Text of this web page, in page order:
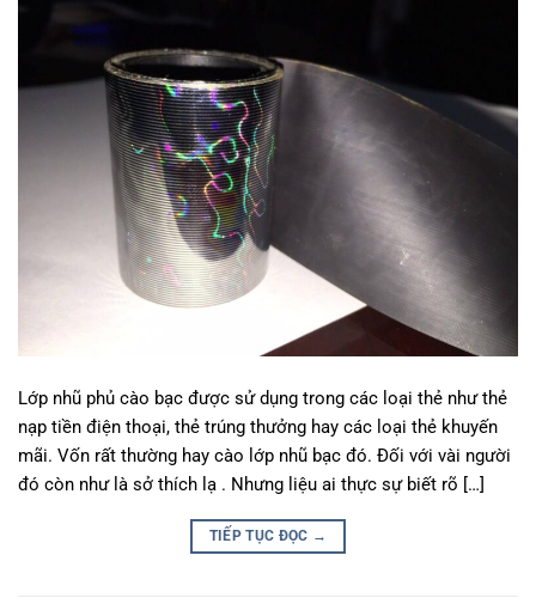
Lớp nhũ phủ cào bạc được sử dụng trong các loại thẻ như thẻ
nạp tiền điện thoại, thẻ trúng thưởng hay các loại thẻ khuyến
mãi. Vốn rất thường hay cào lớp nhũ bạc đó. Đối với vài người
đó còn như là sở thích lạ . Nhưng liệu ai thực sự biết rõ […]
TIẾP TỤC ĐỌC →